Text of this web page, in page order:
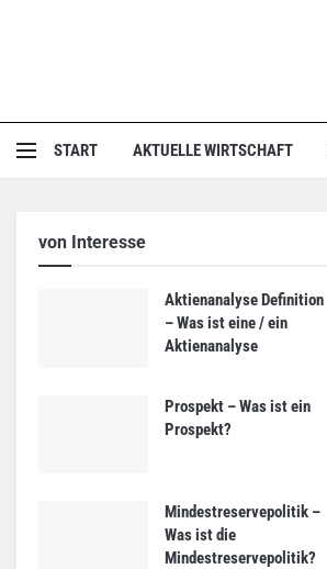
START AKTUELLE WIRTSCHAFT
von Interesse
Aktienanalyse Definition
– Was ist eine / ein
Aktienanalyse
Prospekt – Was ist ein
Prospekt?
Mindestreservepolitik –
Was ist die
Mindestreservepolitik?